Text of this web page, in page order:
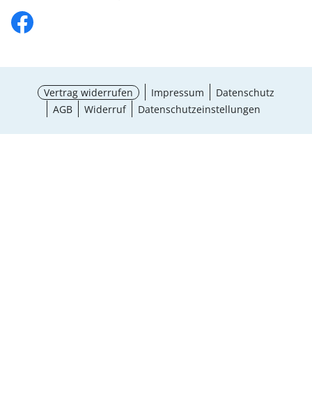
Vertrag widerrufen Impressum
Datenschutz
AGB
Widerruf Datenschutzeinstellungen